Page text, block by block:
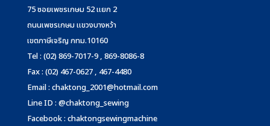
75 ซอยเพชรเกษม 52 แยก 2
ถนนเพชรเกษม แขวงบางหว้า
เขตภาษีเจริญ กทม.10160
Tel : (02) 869-7017-9 , 869-8086-8
Fax : (02) 467-0627 , 467-4480
Email : chaktong_2001@hotmail.com
Line ID : @chaktong_sewing
Facebook : chaktongsewingmachine